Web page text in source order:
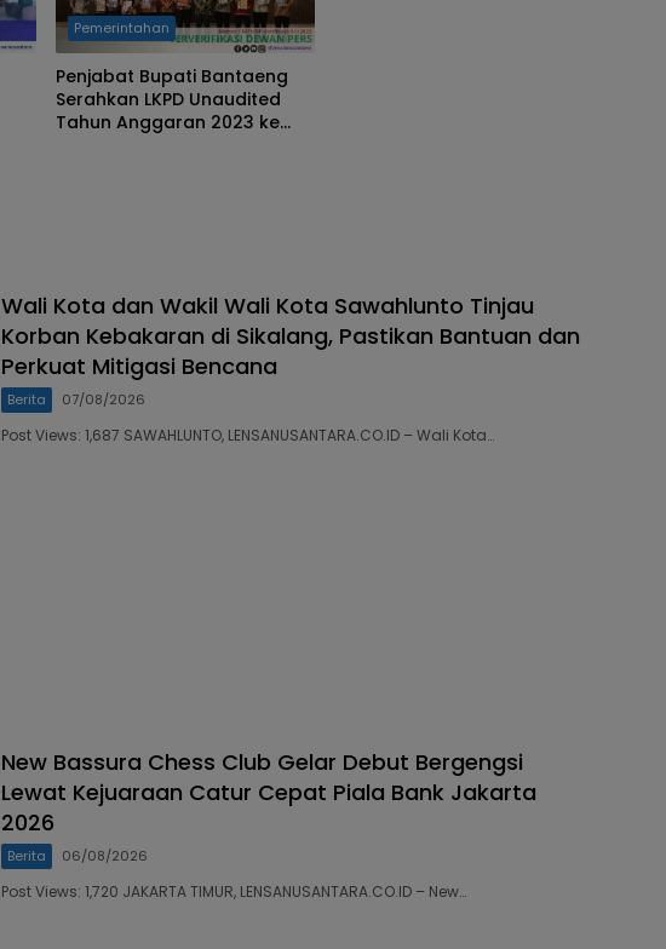
Pemerintahan
Penjabat Bupati Bantaeng
Serahkan LKPD Unaudited
Tahun Anggaran 2023 ke
Wali Kota dan Wakil Wali Kota Sawahlunto Tinjau
Korban Kebakaran di Sikalang, Pastikan Bantuan dan
Perkuat Mitigasi Bencana
Berita 07/08/2026
Post Views: 1,687 SAWAHLUNTO, LENSANUSANTARA.CO.ID – Wali Kota…
New Bassura Chess Club Gelar Debut Bergengsi
Lewat Kejuaraan Catur Cepat Piala Bank Jakarta
2026
Berita 06/08/2026
Post Views: 1,720 JAKARTA TIMUR, LENSANUSANTARA.CO.ID – New…